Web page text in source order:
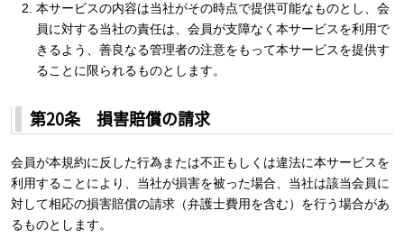
本サービスの内容は当社がその時点で提供可能なものとし、会
員に対する当社の責任は、会員が支障なく本サービスを利用で
きるよう、善良なる管理者の注意をもって本サービスを提供す
ることに限られるものとします。
第20条 損害賠償の請求
会員が本規約に反した行為または不正もしくは違法に本サービスを
利用することにより、当社が損害を被った場合、当社は該当会員に
対して相応の損害賠償の請求（弁護士費用を含む）を行う場合があ
るものとします。